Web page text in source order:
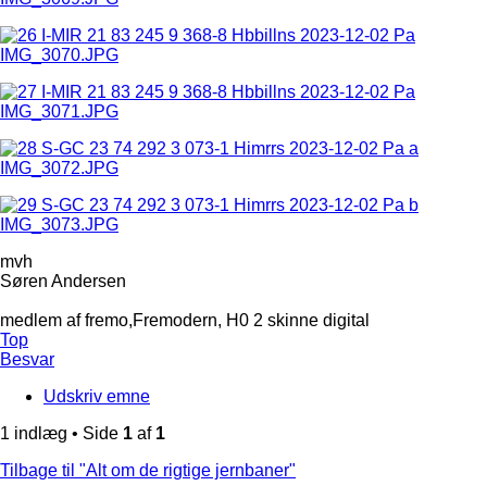
mvh
Søren Andersen
medlem af fremo,Fremodern, H0 2 skinne digital
Top
Besvar
Udskriv emne
1 indlæg • Side 1 af 1
Tilbage til "Alt om de rigtige jernbaner"